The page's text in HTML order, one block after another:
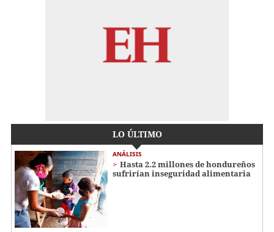
LO ÚLTIMO
ANÁLISIS
Hasta 2.2 millones de hondureños
sufrirían inseguridad alimentaria